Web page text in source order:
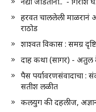
हरवत चाललेली माळरानं
राठोड
शाश्वत विकास : समग्र
दाह कथा (सागर) -
पैस पर्यावरणसंवादाचा :
सतीश लळीत
कलयुग की दहलीज, अज्ञान